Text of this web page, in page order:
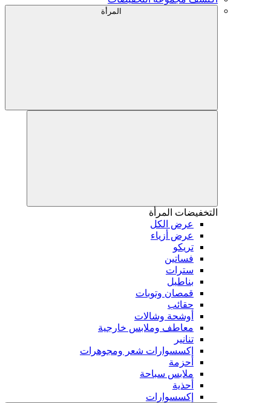
المرأة
التخفيضات المرأة
عرض الكل
عرض أزياء
تريكو
فساتين
سترات
بناطيل
قمصان وتوبات
حقائب
أوشحة وشالات
معاطف وملابس خارجية
تنانير
إكسسوارات شعر ومجوهرات
أحزمة
ملابس سباحة
أحذية
إكسسوارات